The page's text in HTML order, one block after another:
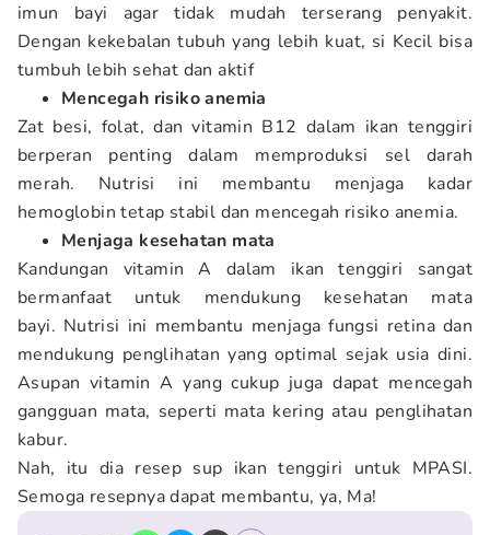
imun bayi agar tidak mudah terserang penyakit.
Dengan kekebalan tubuh yang lebih kuat, si Kecil bisa
tumbuh lebih sehat dan aktif
Mencegah risiko anemia
Zat besi, folat, dan vitamin B12 dalam ikan tenggiri
berperan penting dalam memproduksi sel darah
merah. Nutrisi ini membantu menjaga kadar
hemoglobin tetap stabil dan mencegah risiko anemia.
Menjaga kesehatan mata
Kandungan vitamin A dalam ikan tenggiri sangat
bermanfaat untuk mendukung kesehatan mata
bayi. Nutrisi ini membantu menjaga fungsi retina dan
mendukung penglihatan yang optimal sejak usia dini.
Asupan vitamin A yang cukup juga dapat mencegah
gangguan mata, seperti mata kering atau penglihatan
kabur.
Nah, itu dia resep sup ikan tenggiri untuk MPASI.
Semoga resepnya dapat membantu, ya, Ma!